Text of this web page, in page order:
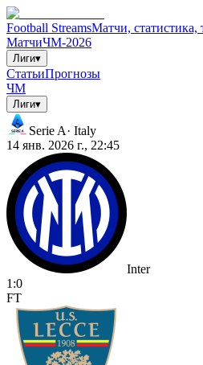
Football StreamsМатчи, статистика,
МатчиЧМ-2026
Лиги▾
СтатьиПрогнозы
ЧМ
Лиги▾
Serie A· Italy
14 янв. 2026 г., 22:45
Inter
1 :0
FT